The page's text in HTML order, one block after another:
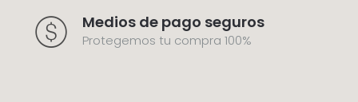
Medios de pago seguros
Protegemos tu compra 100%